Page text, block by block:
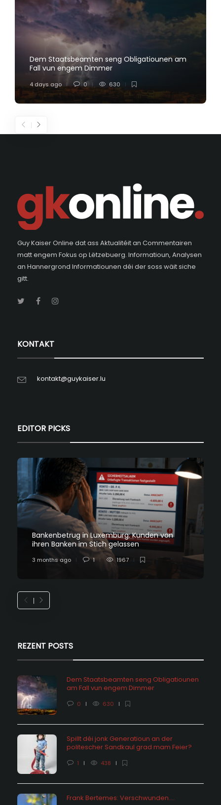
Dem Staatsbeamten seng Obligatiounen am
Fall vun engem Dimmer
4 days ago 0 630
Guy Kaiser Online dat ass Aktualitéit an Commentairen
matt engem Fokus op Lëtzebuerg. Informatioun, Analysen
an Hannergrond Informatiounen déi der soss wäit siche
gitt.
KONTAKT
kontakt@guykaiser.lu
EDITOR PICKS
Bankenbetrug in Luxemburg: Kunden von
ihren Banken im Stich gelassen
3 months ago 1 1967
REZENT POSTS
Dem Staatsbeamten seng Obligatiounen
am Fall vun engem Dimmer
0 630
Spillt déi jonk Generatioun an der
politescher Sandkaul grad mam Feier?
1 438
Frank Bertemes: Verschwunden….